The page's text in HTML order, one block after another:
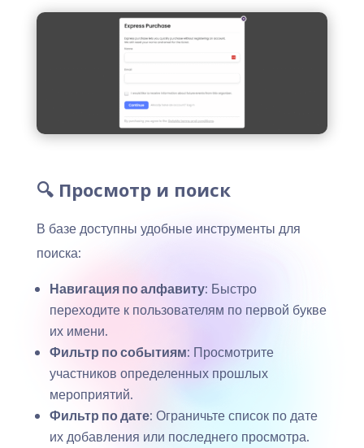
🔍 Просмотр и поиск
В базе доступны удобные инструменты для
поиска:
Навигация по алфавиту: Быстро
переходите к пользователям по первой букве
их имени.
Фильтр по событиям: Просмотрите
участников определенных прошлых
мероприятий.
Фильтр по дате: Ограничьте список по дате
их добавления или последнего просмотра.